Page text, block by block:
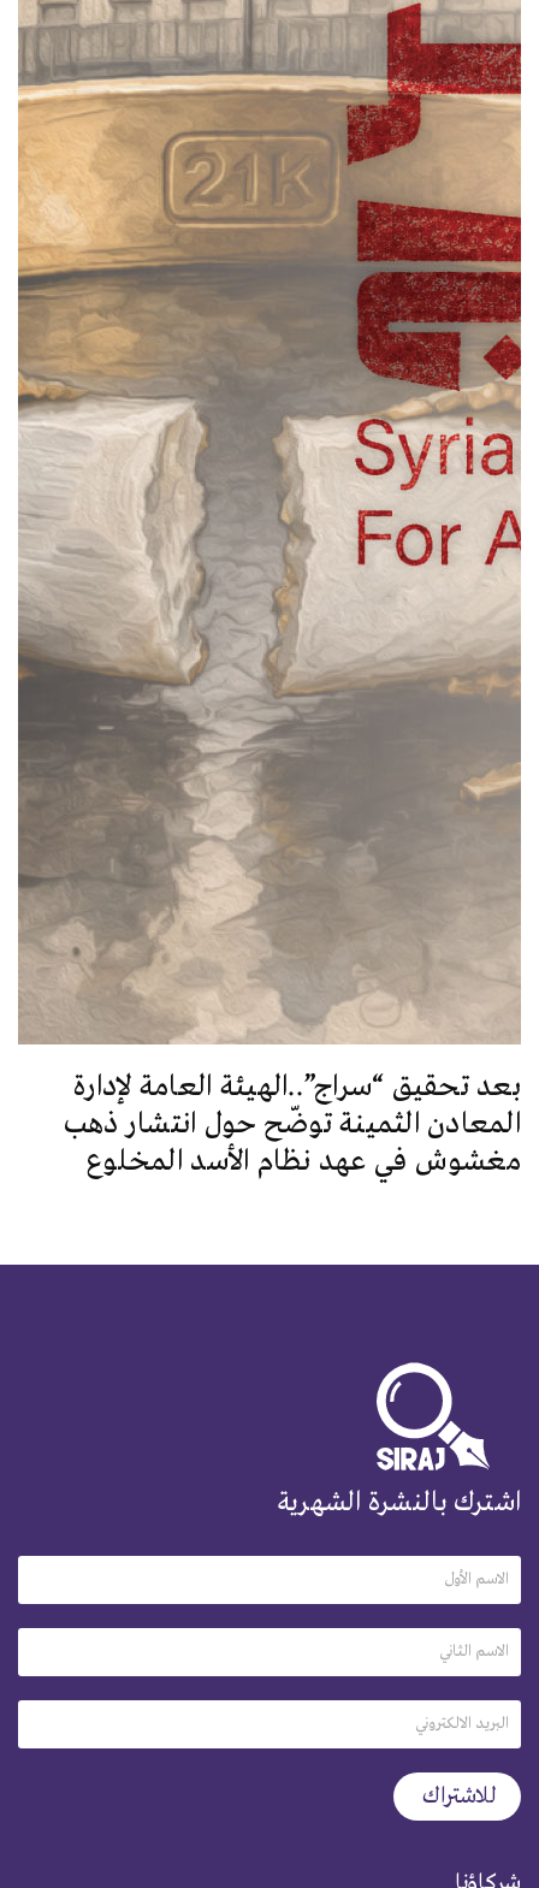
بعد تحقيق “سراج”..الهيئة العامة لإدارة
المعادن الثمينة توضّح حول انتشار ذهب
مغشوش في عهد نظام الأسد المخلوع
اشترك بالنشرة الشهرية